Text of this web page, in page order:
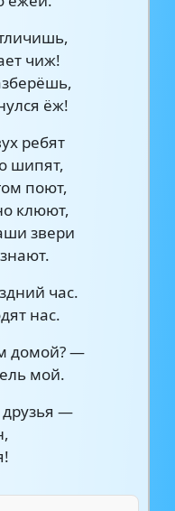
чиж!
ёж!
ребят
шипят,
поют,
клюют,
звери
час.
нас.
домой? —
мой.
—